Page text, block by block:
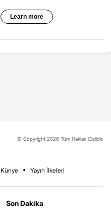
© Copyright 2026 Tüm Hakları Gizlidir.
Künye Yayın İlkeleri
Son Dakika